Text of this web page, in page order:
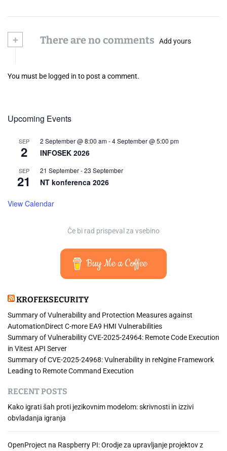
+ There are no comments Add yours
You must be logged in to post a comment.
Upcoming Events
SEP
2
2 September @ 8:00 am-4 September @ 5:00 pm
INFOSEK 2026
SEP
21
21 September-23 September
NT konferenca 2026
View Calendar
Če bi rad prispeval za vsebino
Buy Me a Coffee
KROFEKSECURITY
Summary of Vulnerability and Protection Measures against
AutomationDirect C-more EA9 HMI Vulnerabilities
Summary of Vulnerability CVE-2025-24964: Remote Code Execution
in Vitest API Server
Summary of CVE-2025-24968: Vulnerability in reNgine Framework
Leading to Remote Command Execution
RECENT POSTS
Kako igrati šah proti jezikovnim modelom: skrivnosti in izzivi
obvladanja igranja
OpenProject na Raspberry PI: Orodje za upravljanje projektov z